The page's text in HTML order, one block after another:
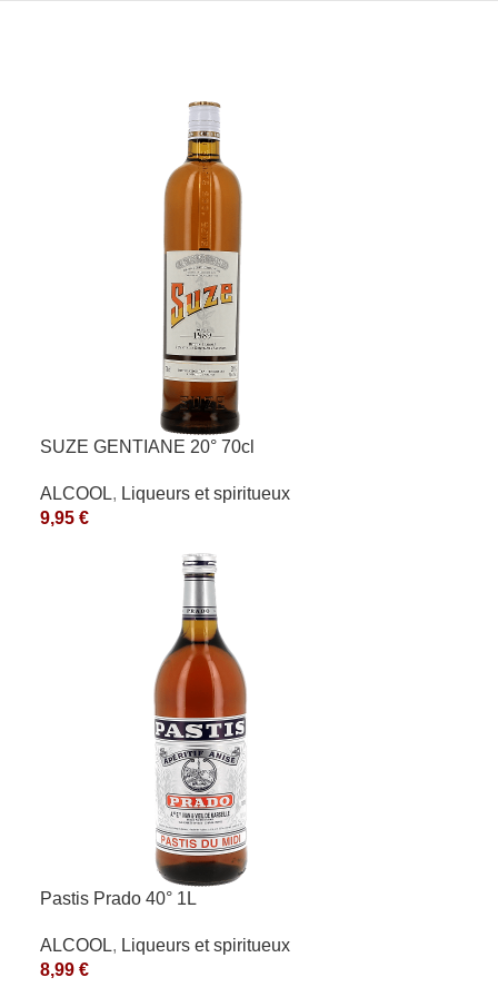
SUZE GENTIANE 20° 70cl
ALCOOL, Liqueurs et spiritueux
9,95 €
Pastis Prado 40° 1L
ALCOOL, Liqueurs et spiritueux
8,99 €